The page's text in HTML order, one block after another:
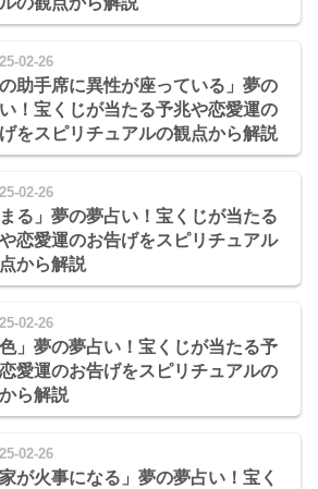
02-26
の助手席に異性が座っている」夢の
！宝くじが当たる予兆や恋愛運の
をスピリチュアルの観点から解説
02-26
まる」夢の夢占い！宝くじが当たる
恋愛運のお告げをスピリチュアル
から解説
02-26
色」夢の夢占い！宝くじが当たる予
愛運のお告げをスピリチュアルの
ら解説
02-26
家が火事になる」夢の夢占い！宝く